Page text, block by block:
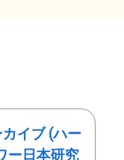
カイブ (ハー
ー日本研究